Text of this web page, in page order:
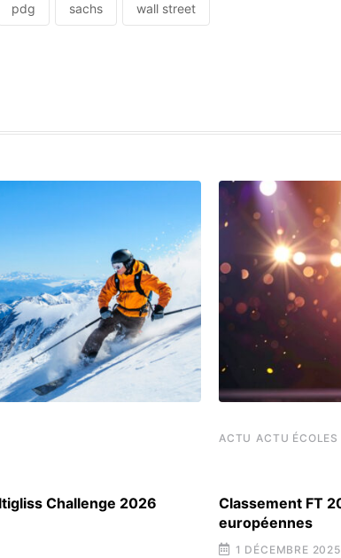
pdg sachs wall street
Challenge 2026
ACTU ACTU ÉCOLES
Classement FT
européennes
1 DÉCEMBRE 2025